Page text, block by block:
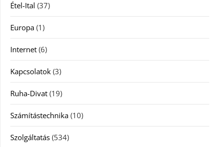
Étel-Ital (37)
Europa (1)
Internet (6)
Kapcsolatok (3)
Ruha-Divat (19)
Számítástechnika (10)
Szolgáltatás (534)